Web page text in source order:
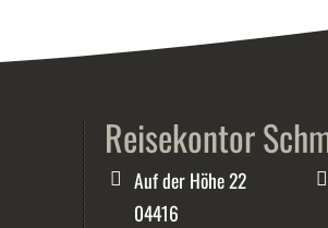
Reisekontor
Auf der Höhe 22
04416